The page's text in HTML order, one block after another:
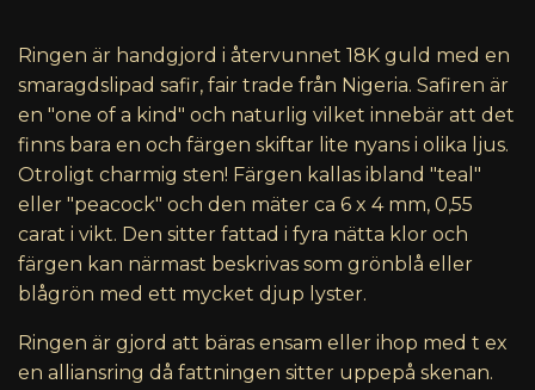
Ringen är handgjord i återvunnet 18K guld med en
smaragdslipad safir, fair trade från Nigeria. Safiren är
en "one of a kind" och naturlig vilket innebär att det
finns bara en och färgen skiftar lite nyans i olika ljus.
Otroligt charmig sten! Färgen kallas ibland "teal"
eller "peacock" och den mäter ca 6 x 4 mm, 0,55
carat i vikt. Den sitter fattad i fyra nätta klor och
färgen kan närmast beskrivas som grönblå eller
blågrön med ett mycket djup lyster.
Ringen är gjord att bäras ensam eller ihop med t ex
en alliansring då fattningen sitter uppepå skenan.